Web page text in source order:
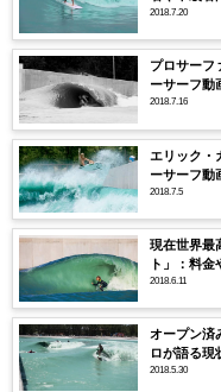
2018.7.20
プロサーフ
ーサーフ動
2018.7.16
エリック・
ーサーフ動
2018.7.5
現在世界最
ト」：料
2018.6.11
オープン済
ロが語る現
2018.5.30